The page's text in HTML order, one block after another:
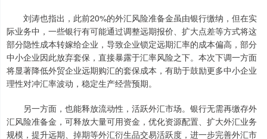
刘涛也指出，此前20%的外汇风险准备金虽由银行缴纳，但在实
际业务中，一些银行有可能通过调整远期报价、扩大点差等方式将这
部分隐性成本转嫁给企业，导致企业锁定远期汇率的成本偏高，部分
中小企业因此放弃套保，直接暴露于汇率风险之下。本次下调一方面
将显著降低外贸企业远期购汇的套保成本，有助于鼓励更多中小企业
理性对冲汇率波动，稳定生产经营预期。
另一方面，也能释放流动性，活跃外汇市场。银行无需再缴存外
汇风险准备金，可释放大量可用资金，优化资源配置、扩大外汇业务
规模，提升远期、掉期等外汇衍生品交易活跃度，进一步完善外汇市